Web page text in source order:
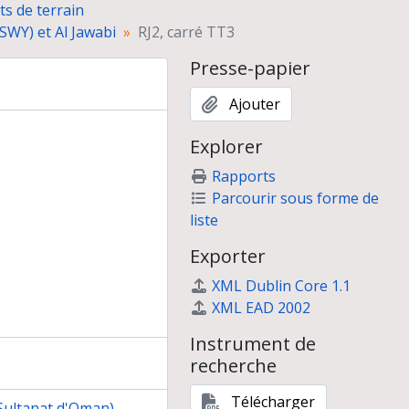
RH, Bandar al-Jadid (BJ)
al-Jinz (RJ)
delta de la Murghab (Turkménistan)
piémonts du Kopet Dagh, Turkménistan (mai 1996)
de terrain
et Al Jawabi
RJ2, carré TT3
Presse-papier
Ajouter
Explorer
Rapports
Parcourir sous forme de
liste
Exporter
XML Dublin Core 1.1
XML EAD 2002
Instrument de
recherche
Télécharger